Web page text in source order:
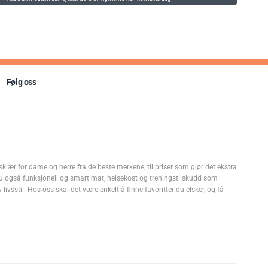
Følg oss
for dame og herre fra de beste merkene, til priser som gjør det ekstra
også funksjonell og smart mat, helsekost og treningstilskudd som
livsstil. Hos oss skal det være enkelt å finne favoritter du elsker, og få